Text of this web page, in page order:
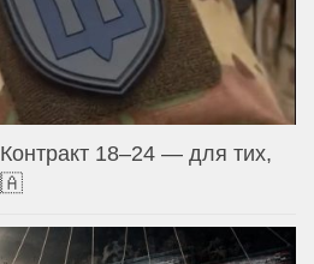
18–24 — для тих,